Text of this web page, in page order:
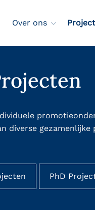
Over ons
diversegezamenlijke
PhD